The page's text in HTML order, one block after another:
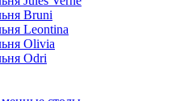
Bruni
Leontina
Olivia
Odri